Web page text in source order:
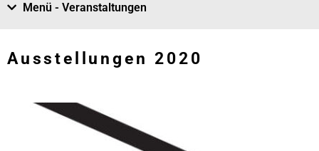
Menü - Veranstaltungen
Ausstellungen 2020